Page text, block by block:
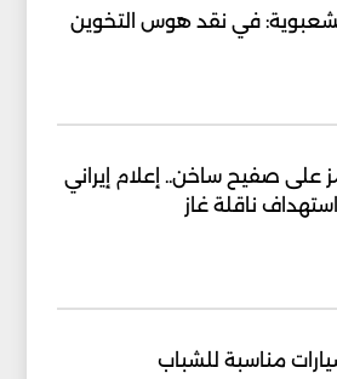
في نقد هوس التخوين
صفيح ساخن.. إعلام إيراني
ناقلة غاز